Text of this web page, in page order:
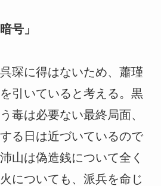
号」
琛に得はないため、蕭瑾
引いていると考える。黒
毒は必要ない最終局面、
る日は近づいているので
山は偽造銭について全く
についても、派兵を命じ